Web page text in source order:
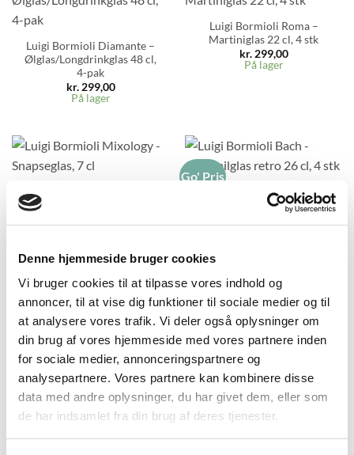
Denne hjemmeside bruger cookies
Vi bruger cookies til at tilpasse vores indhold og
annoncer, til at vise dig funktioner til sociale medier og til
at analysere vores trafik. Vi deler også oplysninger om
din brug af vores hjemmeside med vores partnere inden
for sociale medier, annonceringspartnere og
analysepartnere. Vores partnere kan kombinere disse
data med andre oplysninger, du har givet dem, eller som
de har indsamlet fra din brug af deres tjenester.
Luigi Bormioli Diamante –
Ølglas/Longdrinkglas 48 cl,
4-pak
kr.299,00
På lager
Luigi Bormioli Roma –
Martiniglas 22 cl, 4 stk
kr.299,00
På lager
Luigi Bormioli Mixology –
Go' Pris
Luigi Bormioli Bach –
Cocktailglas retro 26 cl, 4 stk
Go' Pris
Luigi Bormioli Bach – Gin &
Tonic-glas 60 cl, 4-pak
På lager
Luigi Bormioli Bach –
Cocktailglas Vintage 25 cl, 4
stk
kr.299,00
På lager